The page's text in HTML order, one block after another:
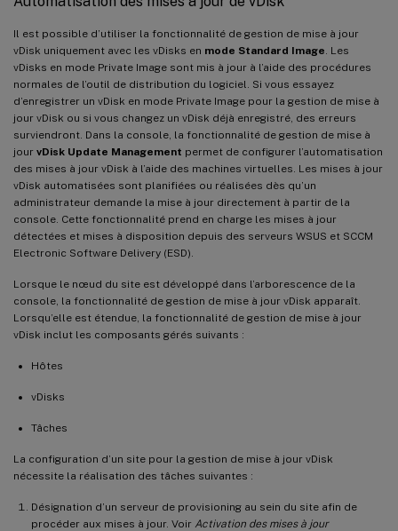
Il est possible d’utiliser la fonctionnalité de gestion de mise à jour
vDisk uniquement avec les vDisks en mode Standard Image . Les
vDisks en mode Private Image sont mis à jour à l’aide des procédures
normales de l’outil de distribution du logiciel. Si vous essayez
d’enregistrer un vDisk en mode Private Image pour la gestion de mise à
jour vDisk ou si vous changez un vDisk déjà enregistré, des erreurs
surviendront. Dans la console, la fonctionnalité de gestion de mise à
jour vDisk Update Management permet de configurer l’automatisation
des mises à jour vDisk à l’aide des machines virtuelles. Les mises à jour
vDisk automatisées sont planifiées ou réalisées dès qu’un
administrateur demande la mise à jour directement à partir de la
console. Cette fonctionnalité prend en charge les mises à jour
détectées et mises à disposition depuis des serveurs WSUS et SCCM
Electronic Software Delivery (ESD).
Lorsque le nœud du site est développé dans l’arborescence de la
console, la fonctionnalité de gestion de mise à jour vDisk apparaît.
Lorsqu’elle est étendue, la fonctionnalité de gestion de mise à jour
vDisk inclut les composants gérés suivants :
Hôtes
vDisks
Tâches
La configuration d’un site pour la gestion de mise à jour vDisk
nécessite la réalisation des tâches suivantes :
Désignation d’un serveur de provisioning au sein du site afin de
procéder aux mises à jour. Voir Activation des mises à jour